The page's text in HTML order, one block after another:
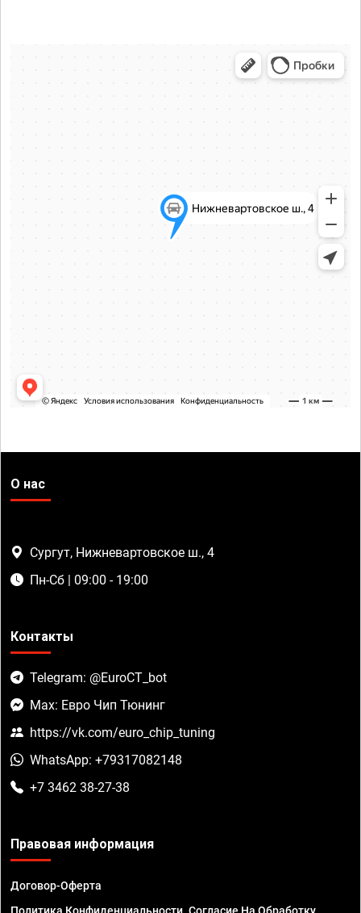
О нас
Сургут, Нижневартовское ш., 4
Пн-Сб | 09:00 - 19:00
Контакты
Telegram: @EuroCT_bot
Max: Евро Чип Тюнинг
https://vk.com/euro_chip_tuning
WhatsApp: +79317082148
+7 3462 38-27-38
Правовая информация
Договор-Оферта